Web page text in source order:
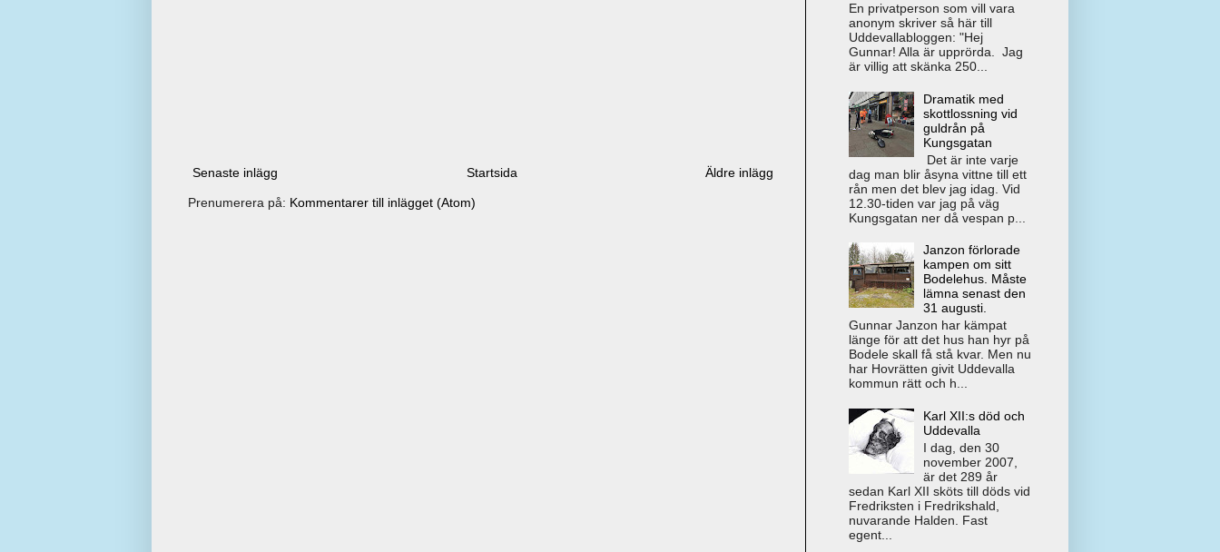
Senaste inlägg Äldre inlägg
Startsida
Prenumerera på: Kommentarer till inlägget (Atom)
En privatperson som vill vara
anonym skriver så här till
Uddevallabloggen: "Hej
Gunnar! Alla är upprörda. Jag
är villig att skänka 250...
Dramatik med
skottlossning vid
guldrån på
Kungsgatan
Det är inte varje
dag man blir åsyna vittne till ett
rån men det blev jag idag. Vid
12.30-tiden var jag på väg
Kungsgatan ner då vespan p...
Janzon förlorade
kampen om sitt
Bodelehus. Måste
lämna senast den
31 augusti.
Gunnar Janzon har kämpat
länge för att det hus han hyr på
Bodele skall få stå kvar. Men nu
har Hovrätten givit Uddevalla
kommun rätt och h...
Karl XII:s död och
Uddevalla
I dag, den 30
november 2007,
är det 289 år
sedan Karl XII sköts till döds vid
Fredriksten i Fredrikshald,
nuvarande Halden. Fast
egent...